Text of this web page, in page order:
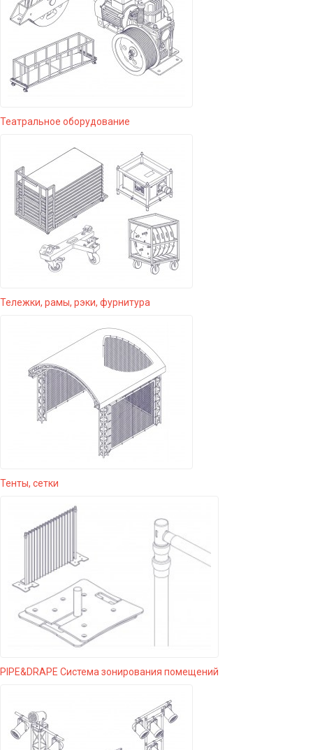
Театральное оборудование
Тележки, рамы, рэки, фурнитура
Тенты, сетки
PIPE&DRAPE Система зонирования помещений